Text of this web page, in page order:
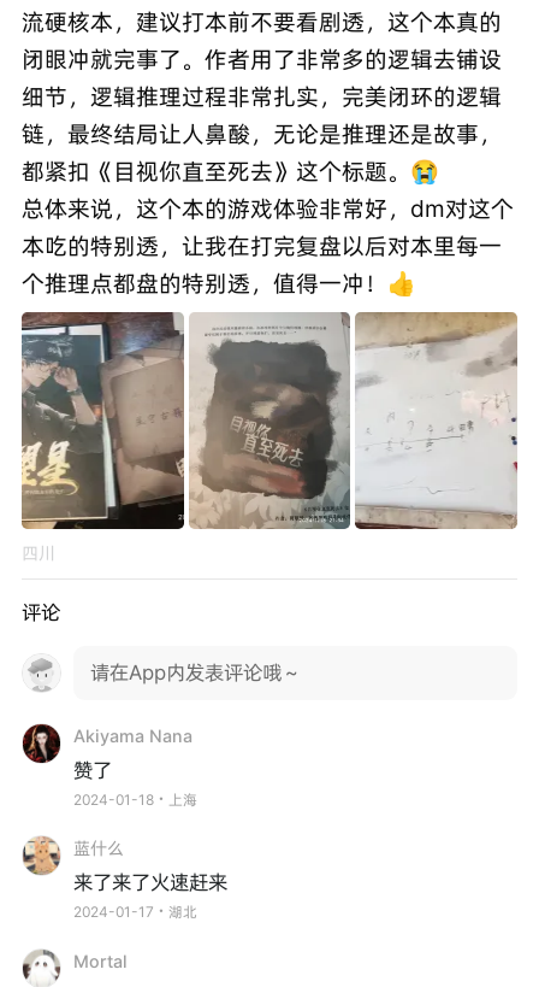
流硬核本，建议打本前不要看剧透，这个本真的
闭眼冲就完事了。作者用了非常多的逻辑去铺设
细节，逻辑推理过程非常扎实，完美闭环的逻辑
链，最终结局让人鼻酸，无论是推理还是故事，
都紧扣《目视你直至死去》这个标题。😭
总体来说，这个本的游戏体验非常好，dm对这个
本吃的特别透，让我在打完复盘以后对本里每一
个推理点都盘的特别透，值得一冲！👍
四川
评论
请在App内发表评论哦～
Akiyama Nana
赞了
2024-01-18・上海
蓝什么
来了来了火速赶来
2024-01-17・湖北
Mortal